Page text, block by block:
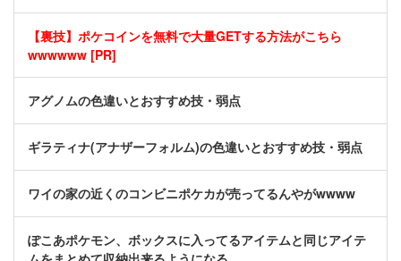
【裏技】ポケコインを無料で大量GETする方法がこちら
wwwwww [PR]
アグノムの色違いとおすすめ技・弱点
ギラティナ(アナザーフォルム)の色違いとおすすめ技・弱点
ワイの家の近くのコンビニポケカが売ってるんやがwwww
ぽこあポケモン、ボックスに入ってるアイテムと同じアイテ